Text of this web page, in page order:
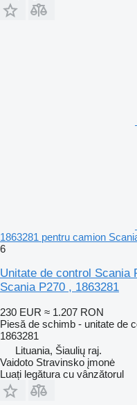
1863281 pentru camion
6
Unitate de control Scania
Scania P270 , 1863281
230 EUR ≈ 1.207 RON
Piesă de schimb - unitate de
1863281
Lituania, Šiaulių raj.
Vaidoto Stravinsko įmonė
Luați legătura cu vânzătorul